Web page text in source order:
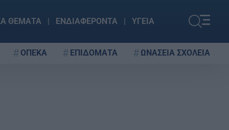
ΘΕΜΑΤΑ ΕΝΔΙΑΦΕΡΟΝΤΑ ΥΓΕΙΑ
ΟΠΕΚΑ ΕΠΙΔΟΜΑΤΑ ΩΝΑΣΕΙΑ ΣΧΟΛΕΙΑ